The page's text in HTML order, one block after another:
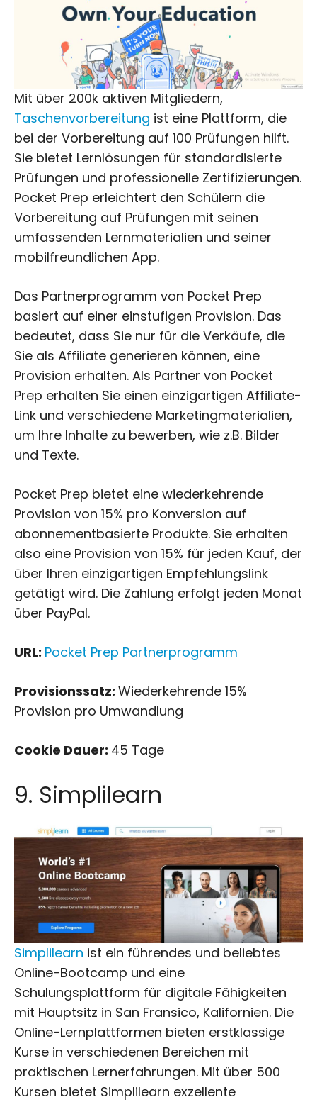
Mit über 200k aktiven Mitgliedern,
Taschenvorbereitung ist eine Plattform, die
bei der Vorbereitung auf 100 Prüfungen hilft.
Sie bietet Lernlösungen für standardisierte
Prüfungen und professionelle Zertifizierungen.
Pocket Prep erleichtert den Schülern die
Vorbereitung auf Prüfungen mit seinen
umfassenden Lernmaterialien und seiner
mobilfreundlichen App.
Das Partnerprogramm von Pocket Prep
basiert auf einer einstufigen Provision. Das
bedeutet, dass Sie nur für die Verkäufe, die
Sie als Affiliate generieren können, eine
Provision erhalten. Als Partner von Pocket
Prep erhalten Sie einen einzigartigen Affiliate-
Link und verschiedene Marketingmaterialien,
um Ihre Inhalte zu bewerben, wie z.B. Bilder
und Texte.
Pocket Prep bietet eine wiederkehrende
Provision von 15% pro Konversion auf
abonnementbasierte Produkte. Sie erhalten
also eine Provision von 15% für jeden Kauf, der
über Ihren einzigartigen Empfehlungslink
getätigt wird. Die Zahlung erfolgt jeden Monat
über PayPal.
URL: Pocket Prep Partnerprogramm
Provisionssatz: Wiederkehrende 15%
Provision pro Umwandlung
Cookie Dauer: 45 Tage
9. Simplilearn
Simplilearn ist ein führendes und beliebtes
Online-Bootcamp und eine
Schulungsplattform für digitale Fähigkeiten
mit Hauptsitz in San Fransico, Kalifornien. Die
Online-Lernplattformen bieten erstklassige
Kurse in verschiedenen Bereichen mit
praktischen Lernerfahrungen. Mit über 500
Kursen bietet Simplilearn exzellente